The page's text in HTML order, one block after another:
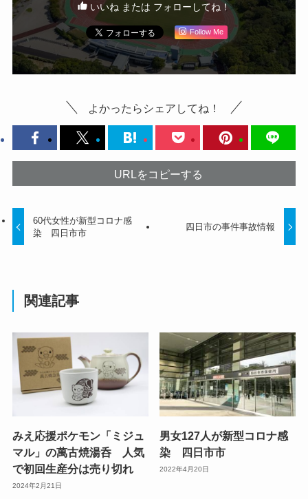
いいね または フォローしてね！
Follow Me
よかったらシェアしてね！
URLをコピーする
60代女性が新型コロナ感
染 四日市市
四日市の事件事故情報
関連記事
みえ応援ポケモン「ミジュ
マル」の萬古焼湯呑 人気
で初回生産分は売り切れ
2024年2月21日
男女127人が新型コロナ感
染 四日市市
2022年4月20日